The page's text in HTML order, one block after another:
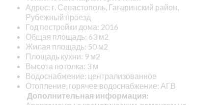
Адрес: г. Севастополь, Гагаринский район,
Рубежный проезд
Год постройки дома: 2016
Общая площадь: 63 м2
Жилая площадь: 50 м2
Площадь кухни: 9 м2
Высота потолка: 3 м
Водоснабжение: централизованное
Отопление, горячее водоснабжение: АГВ
Дополнительная информация: